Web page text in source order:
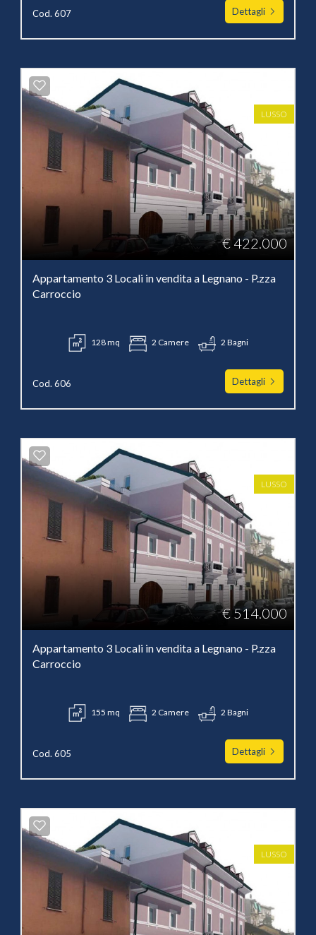
Cod. 607 Dettagli
LUSSO
€ 422.000
Appartamento 3 Locali in vendita a Legnano - P.zza
Carroccio
128 mq 2 Camere 2 Bagni
Cod. 606 Dettagli
LUSSO
€ 514.000
Appartamento 3 Locali in vendita a Legnano - P.zza
Carroccio
155 mq 2 Camere 2 Bagni
Cod. 605 Dettagli
LUSSO